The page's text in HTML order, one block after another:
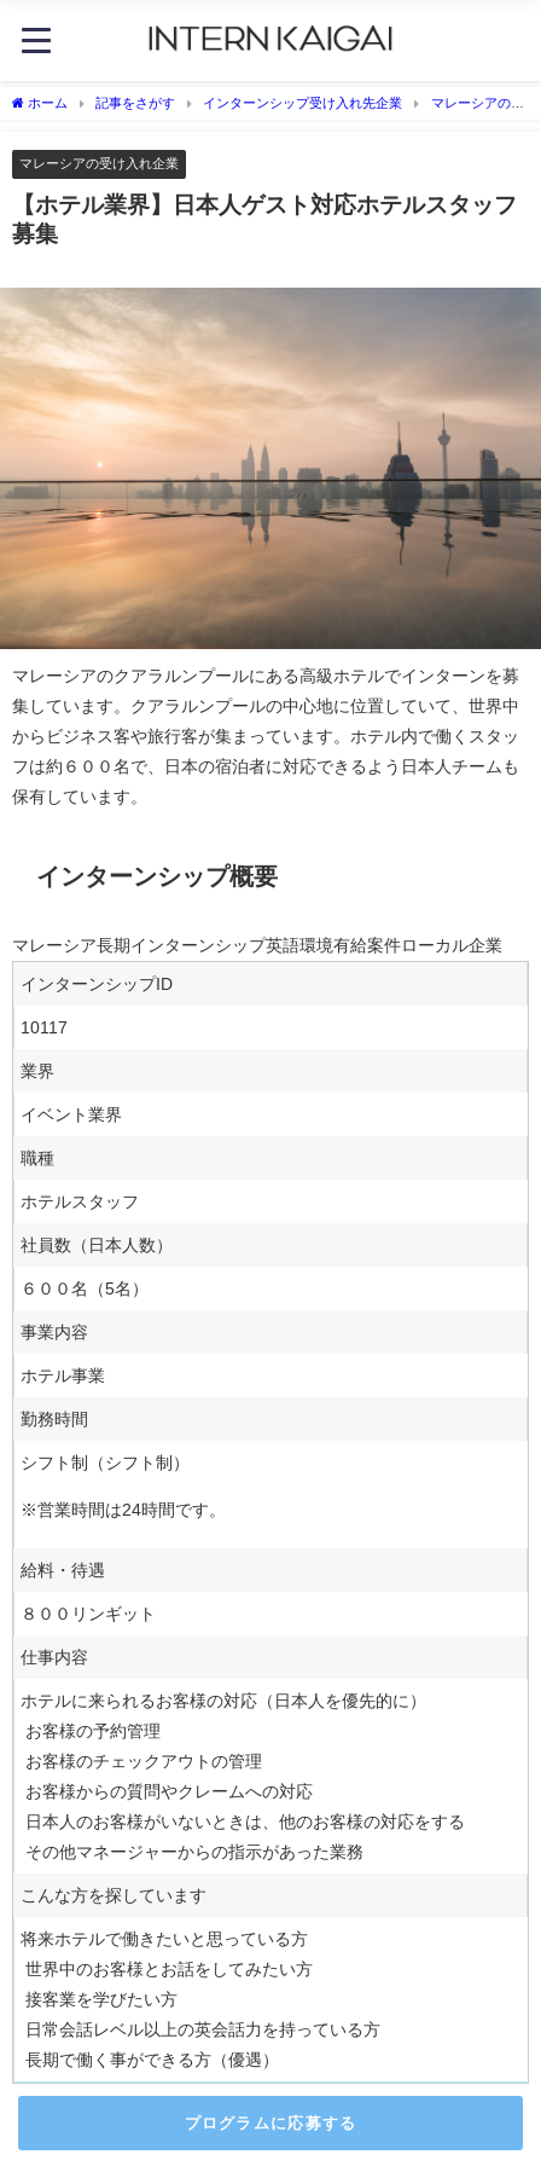
ホーム 記事をさがす インターンシップ受け入れ先企業
マレーシアの受
マレーシアの受け入れ企業
【ホテル業界】日本人ゲスト対応ホテルスタッフ
募集
マレーシアのクアラルンプールにある高級ホテルでインターンを募
集しています。クアラルンプールの中心地に位置していて、世界中
からビジネス客や旅行客が集まっています。ホテル内で働くスタッ
フは約６００名で、日本の宿泊者に対応できるよう日本人チームも
保有しています。
インターンシップ概要
マレーシア長期インターンシップ英語環境有給案件ローカル企業
インターンシップID
10117
業界
イベント業界
職種
ホテルスタッフ
社員数（日本人数）
６００名（5名）
事業内容
ホテル事業
勤務時間
シフト制（シフト制）
※営業時間は24時間です。
給料・待遇
８００リンギット
仕事内容
ホテルに来られるお客様の対応（日本人を優先的に）
お客様の予約管理
お客様のチェックアウトの管理
お客様からの質問やクレームへの対応
日本人のお客様がいないときは、他のお客様の対応をする
その他マネージャーからの指示があった業務
こんな方を探しています
将来ホテルで働きたいと思っている方
世界中のお客様とお話をしてみたい方
接客業を学びたい方
日常会話レベル以上の英会話力を持っている方
長期で働く事ができる方（優遇）
プログラムに応募する